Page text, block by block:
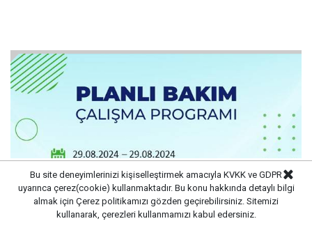
Bu site deneyimlerinizi kişiselleştirmek amacıyla KVKK ve GDPR
uyarınca çerez(cookie) kullanmaktadır. Bu konu hakkında detaylı bilgi
almak için Çerez politikamızı gözden geçirebilirsiniz. Sitemizi
kullanarak, çerezleri kullanmamızı kabul edersiniz.